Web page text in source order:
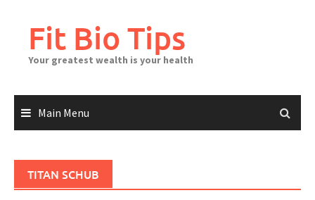
contentFit Bio Tips
Your greatest wealth is your health
Main Menu
TITAN SCHUB